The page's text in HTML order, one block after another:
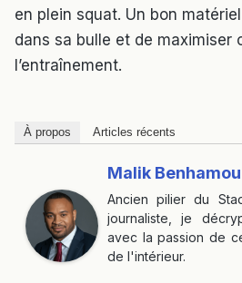
en plein squat. Un bon
dans sa bulle et de maximiser
l’entraînement.
À propos Articles récents
Malik Benhamou
Ancien pilier du
journaliste, je
avec la passion de
de l'intérieur.